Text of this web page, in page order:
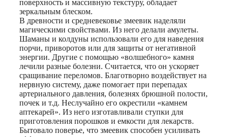
поверхность и массивную текстуру, обладает
зеркальным блеском.
В древности и средневековье змеевик наделяли
магическими свойствами. Из него делали амулеты.
Шаманы и колдуны использовали его для наведения
порчи, приворотов или для защиты от негативной
энергии. Другие с помощью «волшебного» камня
лечили разные болезни. Считается, что он ускоряет
сращивание переломов. Благотворно воздействует на
нервную систему, даже помогает при перепадах
артериального давления, болезнях брюшной полости,
почек и т.д. Неслучайно его окрестили «камнем
аптекарей». Из него изготавливали ступки для
приготовления порошков и емкости для лекарств.
Бытовало поверье, что змеевик способен усиливать